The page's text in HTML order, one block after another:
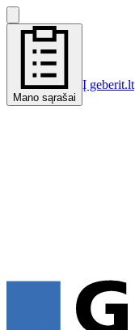
Mano sąrašai
Į geberit.lt